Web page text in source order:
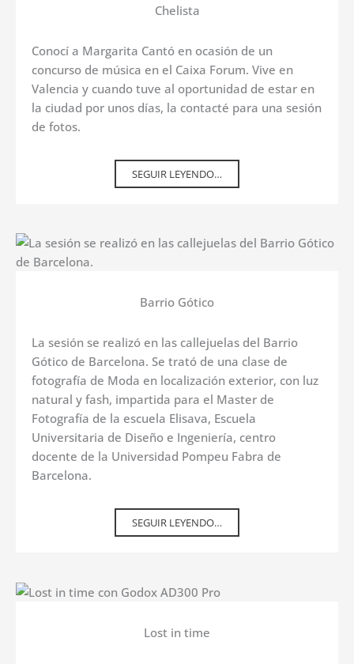
Chelista
Conocí a Margarita Cantó en ocasión de un
concurso de música en el Caixa Forum. Vive en
Valencia y cuando tuve al oportunidad de estar en
la ciudad por unos días, la contacté para una sesión
de fotos.
SEGUIR LEYENDO…
Barrio Gótico
La sesión se realizó en las callejuelas del Barrio
Gótico de Barcelona. Se trató de una clase de
fotografía de Moda en localización exterior, con luz
natural y fash, impartida para el Master de
Fotografía de la escuela Elisava, Escuela
Universitaria de Diseño e Ingeniería, centro
docente de la Universidad Pompeu Fabra de
Barcelona.
SEGUIR LEYENDO…
Lost in time